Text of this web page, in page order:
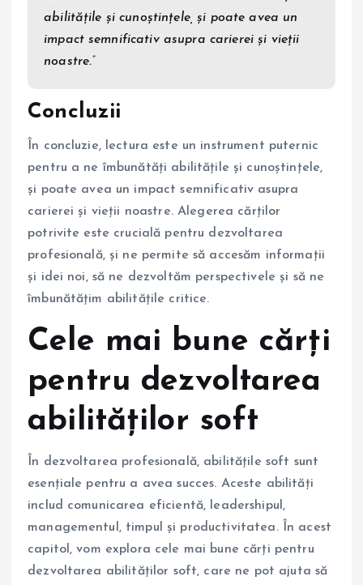
abilitățile și cunoștințele, și poate avea un
impact semnificativ asupra carierei și vieții
noastre.”
Concluzii
În concluzie, lectura este un instrument puternic
pentru a ne îmbunătăți abilitățile și cunoștințele,
și poate avea un impact semnificativ asupra
carierei și vieții noastre. Alegerea cărților
potrivite este crucială pentru dezvoltarea
profesională, și ne permite să accesăm informații
și idei noi, să ne dezvoltăm perspectivele și să ne
îmbunătățim abilitățile critice.
Cele mai bune cărți
pentru dezvoltarea
abilităților soft
În dezvoltarea profesională, abilitățile soft sunt
esențiale pentru a avea succes. Aceste abilități
includ comunicarea eficientă, leadershipul,
managementul, timpul și productivitatea. În acest
capitol, vom explora cele mai bune cărți pentru
dezvoltarea abilităților soft, care ne pot ajuta să